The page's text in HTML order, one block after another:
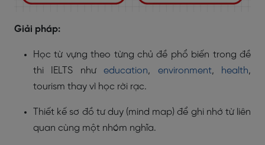
Giải pháp:
Học từ vựng theo từng chủ đề phổ biến trong đề
thi IELTS nhưeducation, environment, health,
tourism thay vì học rời rạc.
Thiết kế sơ đồ tư duy (mind map) để ghi nhớ từ liên
quan cùng một nhóm nghĩa.